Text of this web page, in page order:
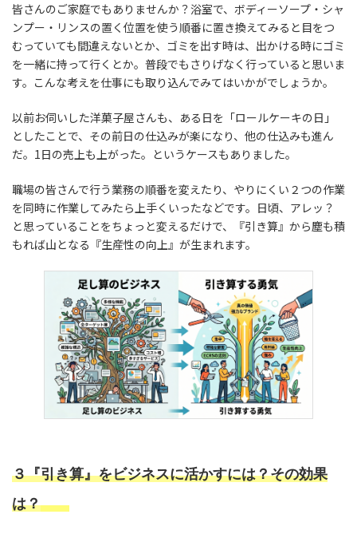
皆さんのご家庭でもありませんか？浴室で、ボディーソープ・シャ
ンプー・リンスの置く位置を使う順番に置き換えてみると目をつ
むっていても間違えないとか、ゴミを出す時は、出かける時にゴミ
を一緒に持って行くとか。普段でもさりげなく行っていると思いま
す。こんな考えを仕事にも取り込んでみてはいかがでしょうか。
以前お伺いした洋菓子屋さんも、ある日を「ロールケーキの日」
としたことで、その前日の仕込みが楽になり、他の仕込みも進ん
だ。1日の売上も上がった。というケースもありました。
職場の皆さんで行う業務の順番を変えたり、やりにくい２つの作業
を同時に作業してみたら上手くいったなどです。日頃、アレッ？
と思っていることをちょっと変えるだけで、『引き算』から塵も積
もれば山となる『生産性の向上』が生まれます。
３『引き算』をビジネスに活かすには？その効果
は？